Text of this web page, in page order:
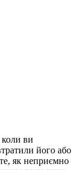
ви
його або
як неприємно